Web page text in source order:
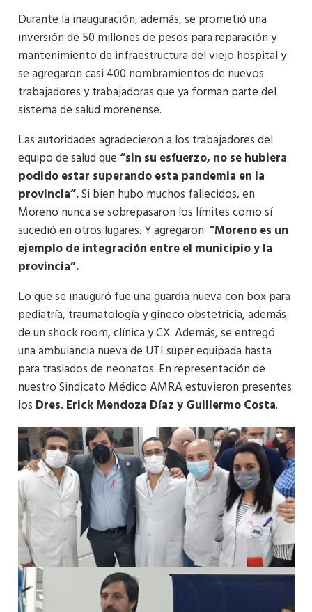
Durante la inauguración, además, se prometió una
inversión de 50 millones de pesos para reparación y
mantenimiento de infraestructura del viejo hospital y
se agregaron casi 400 nombramientos de nuevos
trabajadores y trabajadoras que ya forman parte del
sistema de salud morenense.
Las autoridades agradecieron a los trabajadores del
equipo de salud que“sin su esfuerzo, no se hubiera
podido estar superando esta pandemia en la
provincia”.Si bien hubo muchos fallecidos, en
Moreno nunca se sobrepasaron los límites como sí
sucedió en otros lugares. Y agregaron:“Moreno es un
ejemplo de integración entre el municipio y la
provincia”.
Lo que se inauguró fue una guardia nueva con box para
pediatría, traumatología y gineco obstetricia, además
de un shock room, clínica y CX. Además, se entregó
una ambulancia nueva de UTI súper equipada hasta
para traslados de neonatos. En representación de
nuestro Sindicato Médico AMRA estuvieron presentes
los Dres. Erick Mendoza Díaz y Guillermo Costa.